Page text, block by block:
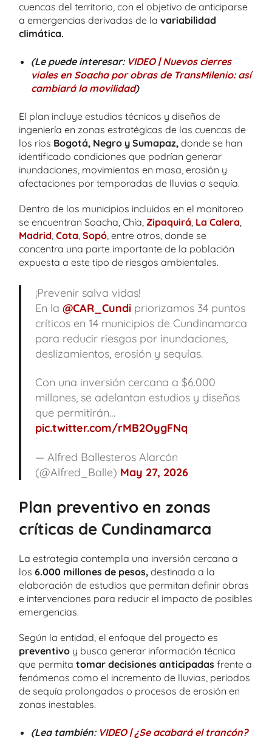
cuencas del territorio, con el objetivo de anticiparse
a emergencias derivadas de la variabilidad
climática.
(Le puede interesar: VIDEO | Nuevos cierres
viales en Soacha por obras de TransMilenio: así
cambiará la movilidad)
El plan incluye estudios técnicos y diseños de
ingeniería en zonas estratégicas de las cuencas de
los ríos Bogotá, Negro y Sumapaz, donde se han
identificado condiciones que podrían generar
inundaciones, movimientos en masa, erosión y
afectaciones por temporadas de lluvias o sequía.
Dentro de los municipios incluidos en el monitoreo
se encuentran Soacha, Chía, Zipaquirá La Calera
Madrid Cota Sopó , entre otros, donde se
concentra una parte importante de la población
expuesta a este tipo de riesgos ambientales.
¡Prevenir salva vidas!
En la @CAR_Cundipriorizamos 34 puntos
críticos en 14 municipios de Cundinamarca
para reducir riesgos por inundaciones,
deslizamientos, erosión y sequías.
Con una inversión cercana a $6.000
millones, se adelantan estudios y diseños
que permitirán…
pic.twitter.com/rMB2OygFNq
— Alfred Ballesteros Alarcón
(@Alfred_Balle) May 27, 2026
Plan preventivo en zonas
críticas de Cundinamarca
La estrategia contempla una inversión cercana a
los 6.000 millones de pesos, destinada a la
elaboración de estudios que permitan definir obras
e intervenciones para reducir el impacto de posibles
emergencias.
Según la entidad, el enfoque del proyecto es
preventivo y busca generar información técnica
que permita tomar decisiones anticipadas frente a
fenómenos como el incremento de lluvias, periodos
de sequía prolongados o procesos de erosión en
zonas inestables.
(Lea también: VIDEO | ¿Se acabará el trancón?